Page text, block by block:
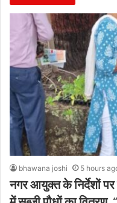
bhawana joshi 5 hours
नगर आयुक्त के निर्देशों पर